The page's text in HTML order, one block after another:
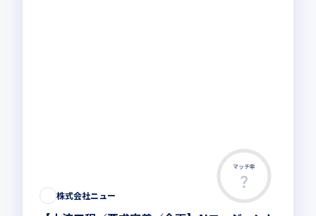
マッチ率
株式会社ニュー